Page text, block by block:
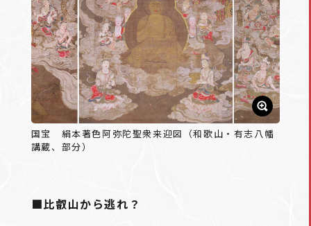
国宝 絹本著色阿弥陀聖衆来迎図（和歌山・有志八幡
講蔵、部分）
■比叡山から逃れ？